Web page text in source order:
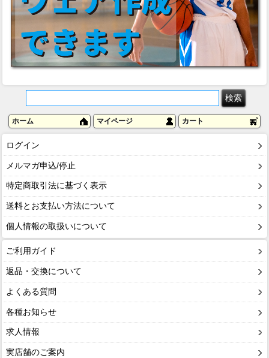
ホーム マイページ カート
ログイン
メルマガ申込/停止
特定商取引法に基づく表示
送料とお支払い方法について
個人情報の取扱いについて
ご利用ガイド
返品・交換について
よくある質問
各種お知らせ
求人情報
実店舗のご案内